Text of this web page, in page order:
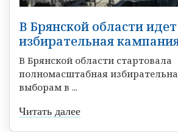
В Брянской области
избирательная
В Брянской области стартовала
полномасштабная
выборам в ...
Читать далее